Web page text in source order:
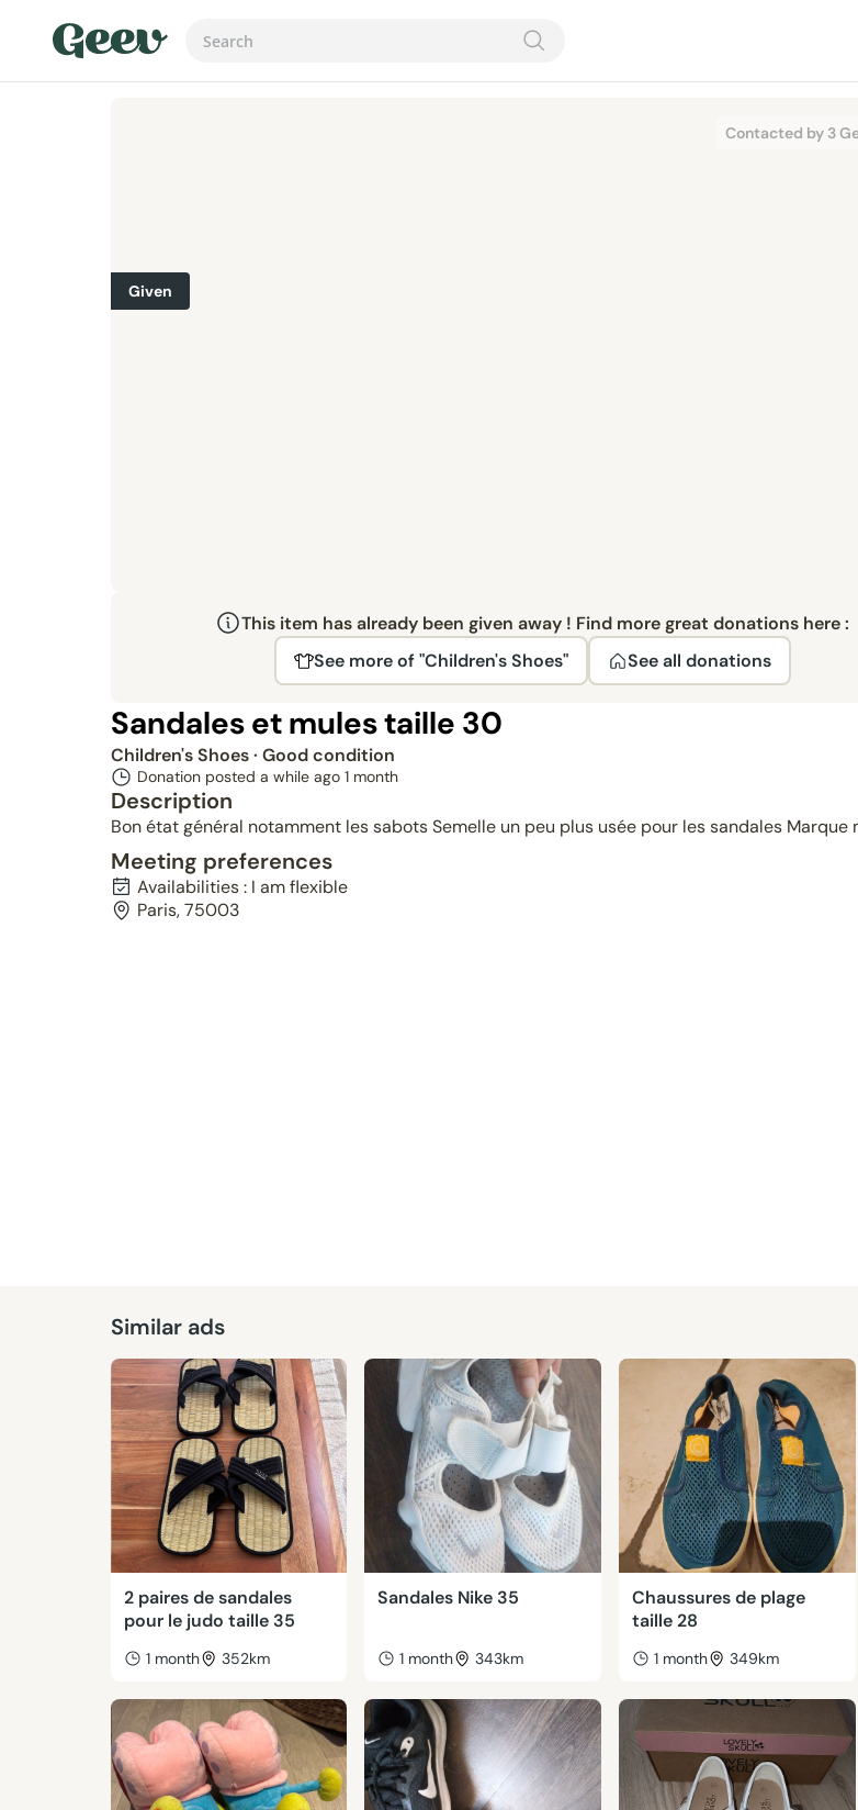
Contacted by 3
Given
This item has already been given away ! Find more great donations here :
See more of "Children's Shoes"
See all donations
Sandales et mules taille 30
Children's Shoes· Good condition
Donation posted a while ago 1 month
Description
Bon état général notamment les sabots Semelle un peu plus usée pour les sandales Marque
Meeting preferences
Availabilities : I am flexible
Paris, 75003
Similar ads
2 paires de sandales
pour le judo taille 35
1 month 352km
Sandales Nike 35
1 month 343km
Chaussures de plage
taille 28
1 month 349km